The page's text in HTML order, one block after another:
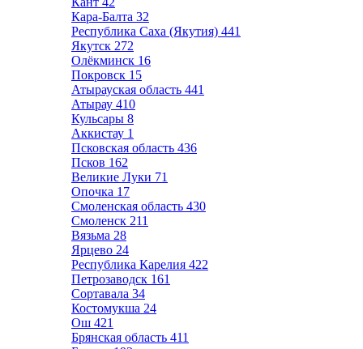
Кара-Балта 32
Республика Саха (Якутия) 441
Якутск 272
Олёкминск 16
Покровск 15
Атырауская область 441
Атырау 410
Кульсары 8
Аккистау 1
Псковская область 436
Псков 162
Великие Луки 71
Опочка 17
Смоленская область 430
Смоленск 211
Вязьма 28
Ярцево 24
Республика Карелия 422
Петрозаводск 161
Сортавала 34
Костомукша 24
Ош 421
Брянская область 411